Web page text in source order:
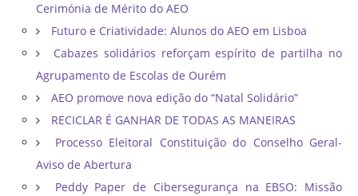
Cerimónia de Mérito do AEO
Futuro e Criatividade: Alunos do AEO em Lisboa
Cabazes solidários reforçam espírito de partilha no
Agrupamento de Escolas de Ourém
AEO promove nova edição do “Natal Solidário”
RECICLAR É GANHAR DE TODAS AS MANEIRAS
Processo Eleitoral Constituição do Conselho Geral-
Aviso de Abertura
Peddy Paper de Cibersegurança na EBSO: Missão